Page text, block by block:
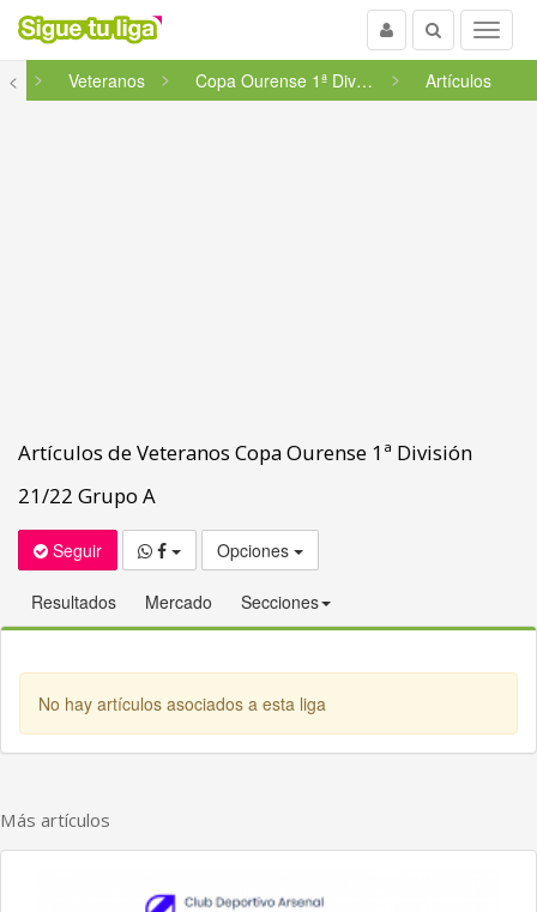
Menu
Buscar
Usuario
<
Veteranos Copa Ourense 1ª División 21/... Artículos
Artículos de Veteranos Copa Ourense 1ª División
21/22 Grupo A
Seguir Opciones
Resultados Mercado Secciones
No hay artículos asociados a esta liga
Más artículos